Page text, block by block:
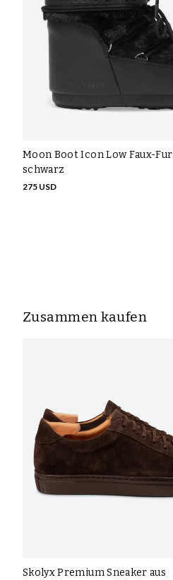
Moon Boot Icon Low Faux-Fur
schwarz
275 USD
Zusammen kaufen
Skolyx Premium Sneaker aus